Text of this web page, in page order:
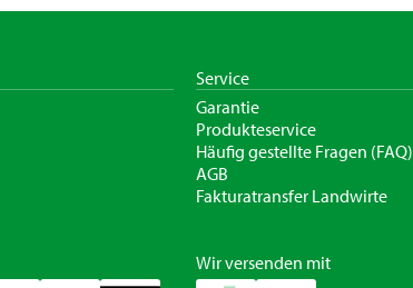
Service
Garantie
Produkteservice
Häufig gestellte Fragen (FAQ)
AGB
Fakturatransfer Landwirte
Wir versenden mit